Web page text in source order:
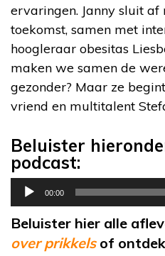
ervaringen. Janny sluit
toekomst, samen met
hoogleraar obesitas
maken we samen de
gezonder? Maar ze
vriend en multitalent
Beluister
podcast:
Audiospeler
00:00
Beluister hier alle
over prikkelsof